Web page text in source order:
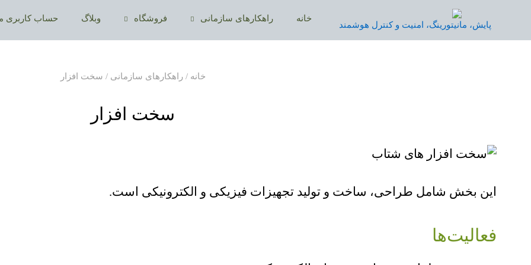
content
پایش، مانیتورینگ، امنیت و کنترل هوشمند
خانه راهکارهای سازمانی فروشگاه وبلاگ حساب کاربری
خانه /راهکارهای سازمانی / سخت افزار
سخت افزار
این بخش شامل طراحی، ساخت و تولید تجهیزات فیزیکی و الکترونیکی است.
فعالیت‌ها